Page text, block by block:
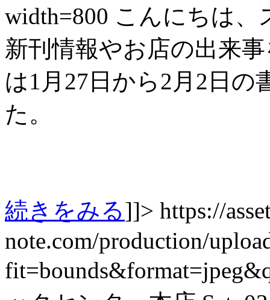
width=800 こんにちは、
新刊情報やお店の出来
は1月27日から2月2日
た。
続きをみる]]> https://
note.com/production/